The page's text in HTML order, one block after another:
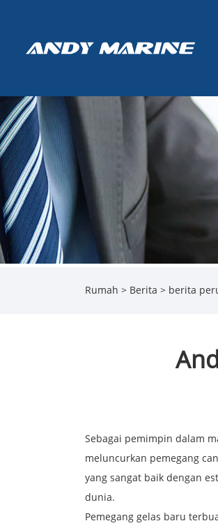
Rumah > Berita > berita
Sebagai pemimpin dalam
meluncurkan pemegang
yang sangat baik dengan
dunia.
Pemegang gelas baru